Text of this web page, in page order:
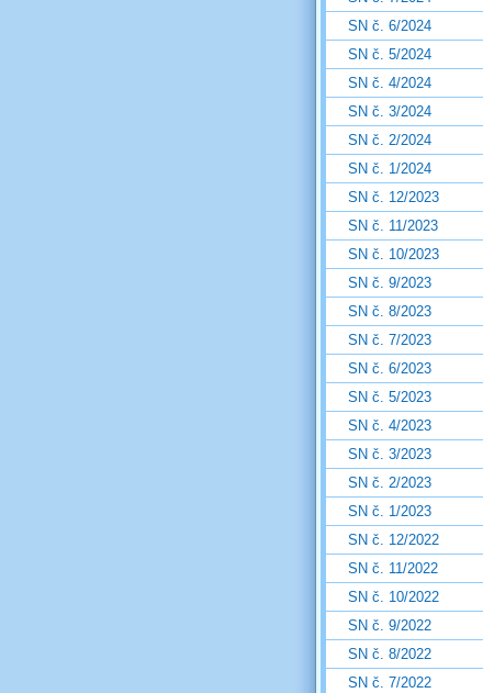
SN č. 6/2024
SN č. 5/2024
SN č. 4/2024
SN č. 3/2024
SN č. 2/2024
SN č. 1/2024
SN č. 12/2023
SN č. 11/2023
SN č. 10/2023
SN č. 9/2023
SN č. 8/2023
SN č. 7/2023
SN č. 6/2023
SN č. 5/2023
SN č. 4/2023
SN č. 3/2023
SN č. 2/2023
SN č. 1/2023
SN č. 12/2022
SN č. 11/2022
SN č. 10/2022
SN č. 9/2022
SN č. 8/2022
SN č. 7/2022